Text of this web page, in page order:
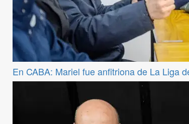
En CABA: Mariel fue anfitriona de La Liga